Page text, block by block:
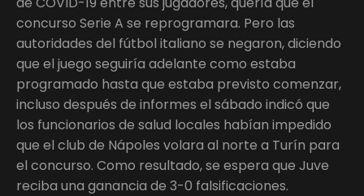
concurso Serie A se reprogramara. Pero las
autoridades del fútbol italiano se negaron, diciendo
que el juego seguiría adelante como estaba
programado hasta que estaba previsto comenzar,
incluso después de informes el sábado indicó que
los funcionarios de salud locales habían impedido
que el club de Nápoles volara al norte a Turín para
el concurso. Como resultado, se espera que Juve
reciba una ganancia de 3-0 falsificaciones.